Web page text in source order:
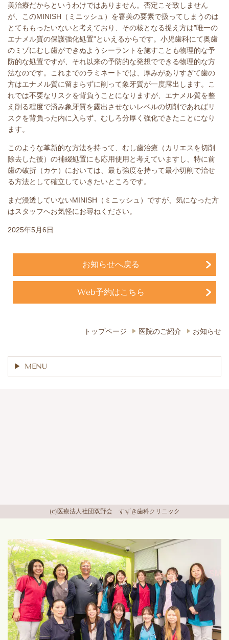
美治療だからというわけではありません。否定こそ致しません
が、このMINISH（ミニッシュ）を審美の要素で扱ってしまうのは
とてももったいないと考えており、その核となる捉え方は”唯一の
エナメル質の保護強化処置”といえるからです。小児歯科にて奥歯
のミゾにむし歯ができぬようシーラントを施すことも物理的な予
防的な処置ですが、それ以来の予防的な発想でできる物理的な方
法なのです。これまでのラミネートでは、厚みがありすぎて歯の
方はエナメル質に留まらずに削って象牙質が一度露出します。こ
れでは不要なリスクを背負うことになりますが、エナメル質を整
え削る程度で済み象牙質を露出させないレベルの切削であればリ
スクを背負った内に入らず、むしろ分厚く強化できたことになり
ます。
このような革新的な方法を持って、むし歯治療（カリエスを切削
除去した後）の補綴処置にも応用使用と考えていますし、特に前
歯の破折（カケ）においては、最も強度を持って最小切削で治せ
る方法として確立していきたいところです。
まだ浸透していないMINISH（ミニッシュ）ですが、気になった方
はスタッフへお気軽にお尋ねください。
2025年5月6日
お知らせへ戻る
Web予約はこちら
トップページ 医院のご紹介 お知らせ
MENU
(c)医療法人社団双野会 すずき歯科クリニック